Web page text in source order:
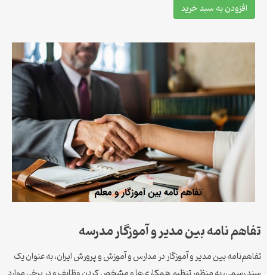
افزودن به سبد خرید
تفاهم نامه بین مدیر و آموزگار مدرسه
تفاهم‌نامه بین مدیر و آموزگار در مدارس و آموزش و پرورش ایران، به عنوان یک